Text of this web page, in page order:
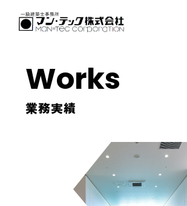
Works
業務実績